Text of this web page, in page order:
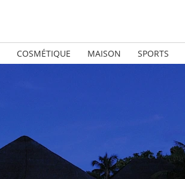
COSMÉTIQUE MAISON SPORTS